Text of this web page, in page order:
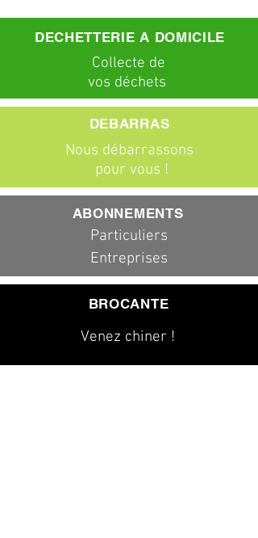
DECHETTERIE A DOMICILE
Collecte de
vos déchets
Nous débarrassons
pour vous !
DEBARRAS
ABONNEMENTS
Particuliers
Entreprises
BROCANTE
Venez chiner !